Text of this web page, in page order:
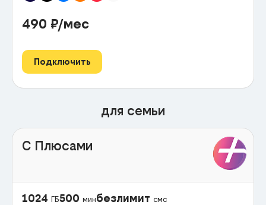
490 ₽/мес
Подключить
для семьи
С Плюсами
1024 ГБ500 минбезлимит смс